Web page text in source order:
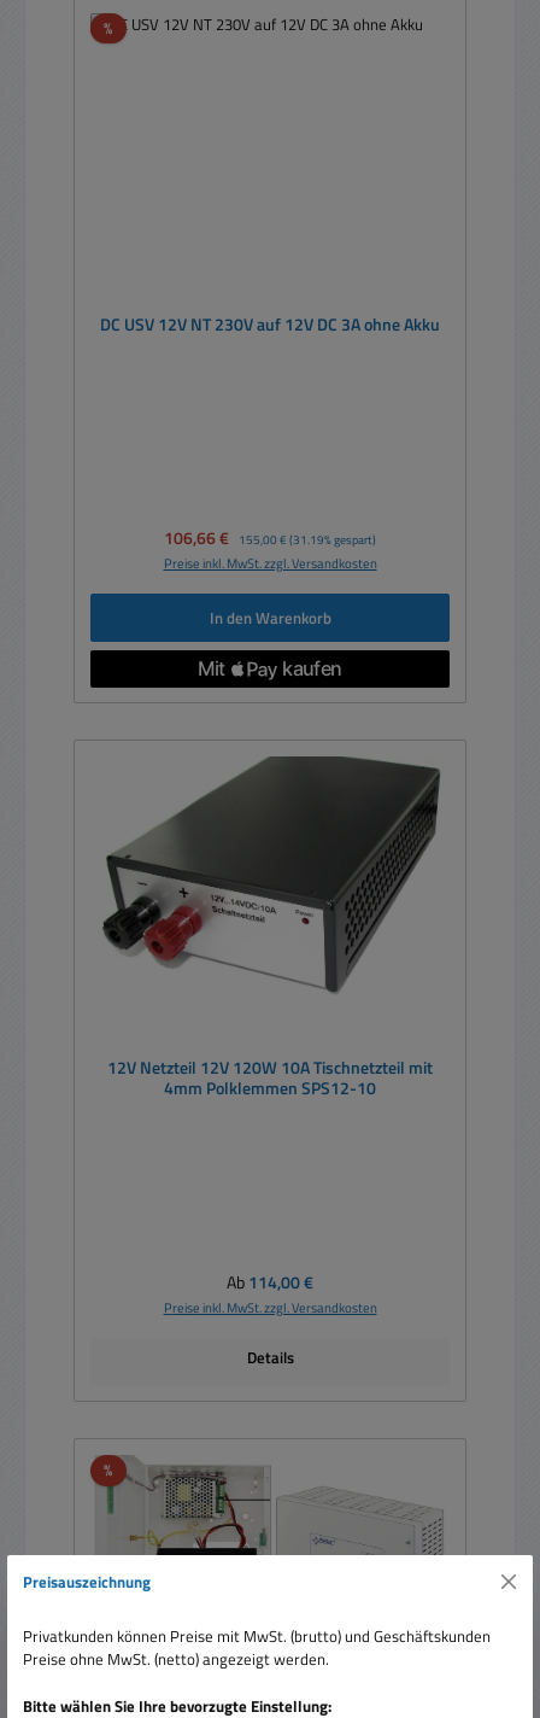
%Rabatt
DC USV 12V NT 230V auf 12V DC 3A ohne Akku
Verkaufspreis:
106,66 € Regulärer Preis:
155,00 € (31.19% gespart)
Preise inkl. MwSt. zzgl. Versandkosten
In den Warenkorb
12V Netzteil 12V 120W 10A Tischnetzteil mit
4mm Polklemmen SPS12-10
Regulärer Preis:
Ab114,00 €
Preise inkl. MwSt. zzgl. Versandkosten
Details
%Rabatt
Preisauszeichnung
Privatkunden können Preise mit MwSt. (brutto) und Geschäftskunden
Preise ohne MwSt. (netto) angezeigt werden.
Bitte wählen Sie Ihre bevorzugte Einstellung: